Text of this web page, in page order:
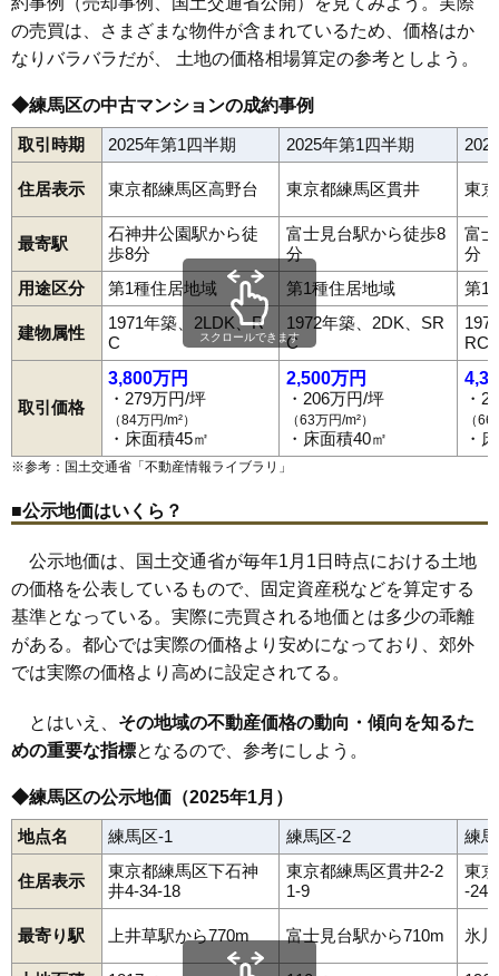
の売買は、さまざまな物件が含まれているため、価格はか
なりバラバラだが、 土地の価格相場算定の参考としよう。
◆練馬区の中古マンションの成約事例
取引時期 2025年第1四半期 2025年第1四半期
住居表示 東京都練馬区高野台 東京都練馬区貫井 東
最寄駅
石神井公園駅から徒
歩8分
富士見台駅から徒歩8
分
富
分
用途区分
第1種住居地域 第1種住居地域 第1
建物属性
1971年築、2LDK、R
C
1972年築、2DK、SR
C
RC
取引価格
3,800万円
・279万円/坪
（84万円/m²）
・床面積45㎡
2,500万円
・206万円/坪
（63万円/m²）
・床面積40㎡
・
（
・
スクロールできます
※参考：国土交通省「 不動産情報ライブラリ 」
■公示地価はいくら？
公示地価は、国土交通省が毎年1月1日時点における土地
の価格を公表しているもので、固定資産税などを算定する
基準となっている。実際に売買される地価とは多少の乖離
がある。都心では実際の価格より安めになっており、郊外
では実際の価格より高めに設定されてる。
とはいえ、 その地域の不動産価格の動向・傾向を知るた
めの重要な指標となるので、参考にしよう。
◆練馬区の公示地価（2025年1月）
地点名 練馬区-1 練馬区-2 練
住居表示
東京都練馬区下石神
井4-34-18
東京都練馬区貫井2-2
1-9
東
-24-
最寄り駅 上井草駅から770m 富士見台駅から710m 氷